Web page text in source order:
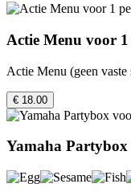
Actie Menu voor 1
Actie Menu (geen vaste
€ 18.00
Yamaha Partybox